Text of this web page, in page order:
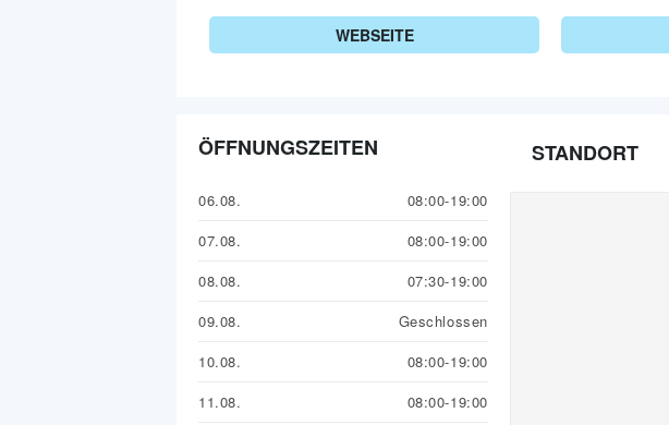
WEBSEITE
ÖFFNUNGSZEITEN
06.08.
08:00-19:00
07.08.
08:00-19:00
08.08.
07:30-19:00
09.08.
Geschlossen
10.08.
08:00-19:00
11.08.
08:00-19:00
STANDORT